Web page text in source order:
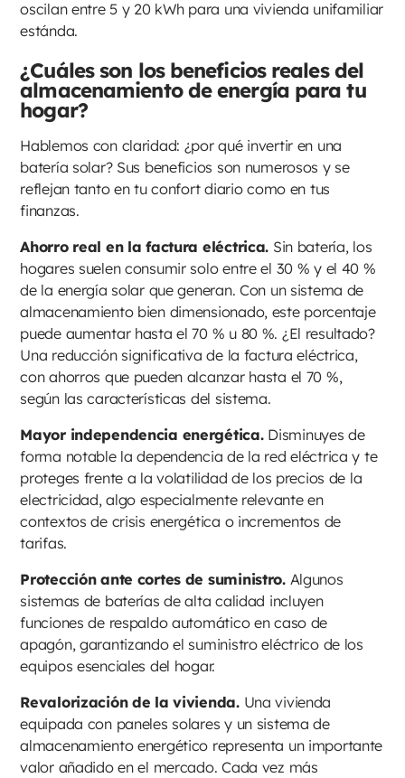
oscilan entre 5 y 20 kWh para una vivienda unifamiliar
estánda.
¿Cuáles son los beneficios reales del
almacenamiento de energía para tu
hogar?
Hablemos con claridad: ¿por qué invertir en una
batería solar? Sus beneficios son numerosos y se
reflejan tanto en tu confort diario como en tus
finanzas.
Ahorro real en la factura eléctrica. Sin batería, los
hogares suelen consumir solo entre el 30 % y el 40 %
de la energía solar que generan. Con un sistema de
almacenamiento bien dimensionado, este porcentaje
puede aumentar hasta el 70 % u 80 %. ¿El resultado?
Una reducción significativa de la factura eléctrica,
con ahorros que pueden alcanzar hasta el 70 %,
según las características del sistema.
Mayor independencia energética.Disminuyes de
forma notable la dependencia de la red eléctrica y te
proteges frente a la volatilidad de los precios de la
electricidad, algo especialmente relevante en
contextos de crisis energética o incrementos de
tarifas.
Protección ante cortes de suministro.Algunos
sistemas de baterías de alta calidad incluyen
funciones de respaldo automático en caso de
apagón, garantizando el suministro eléctrico de los
equipos esenciales del hogar.
Revalorización de la vivienda.Una vivienda
equipada con paneles solares y un sistema de
almacenamiento energético representa un importante
valor añadido en el mercado. Cada vez más